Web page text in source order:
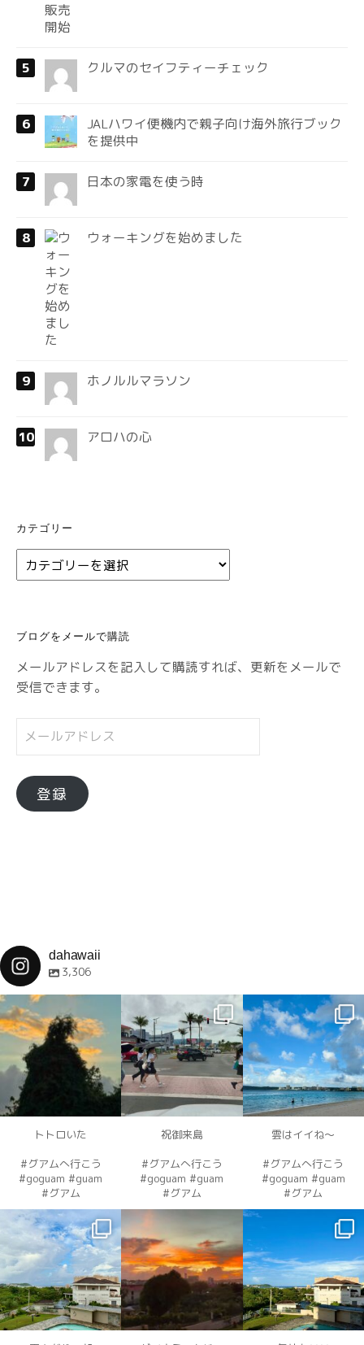
クルマのセイフティーチェック
JALハワイ便機内で親子向け海外旅行ブック
を提供中
日本の家電を使う時
ウォーキングを始めました
ホノルルマラソン
アロハの心
カテゴリー
カ
テ
ー
ブログをメールで購読
メールアドレスを記入して購読すれば、更新をメールで
受信できます。
ー
ア
ド
登録
dahawaii
3,306
トトロいた
#グアムへ行こう
#goguam #guam
#グアム
dahawaii
12月 4
祝御来島
#グアムへ行こう
#goguam #guam
#グアム
dahawaii
12月 4
雲はイイね〜
#グアムへ行こう
#goguam #guam
#グアム
dahawaii
12月 3
dahawaii
12月 3 12月 2